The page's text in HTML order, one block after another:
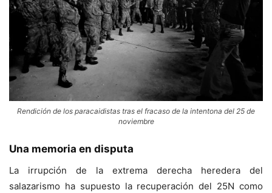
Rendición de los paracaidistas tras el fracaso de la intentona del 25 de
noviembre
Una memoria en disputa
La irrupción de la extrema derecha heredera del
salazarismo ha supuesto la recuperación del 25N como